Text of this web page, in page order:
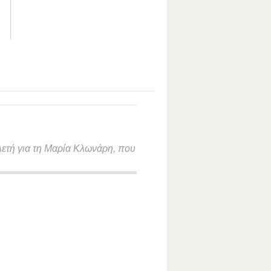
για τη Μαρία Κλωνάρη, που